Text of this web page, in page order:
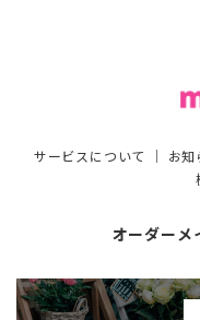
サービスについて ｜ お知
オーダー